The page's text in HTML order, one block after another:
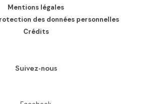
Mentions légales
des données personnelles
Crédits
Suivez-nous